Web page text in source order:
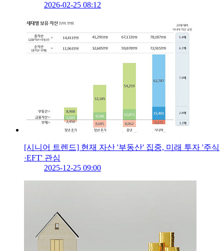
2026-02-25 08:12
[시니어 트렌드] 현재 자산 '부동산' 집중, 미래 투자 '주식
·EFT' 관심
2025-12-25 09:00